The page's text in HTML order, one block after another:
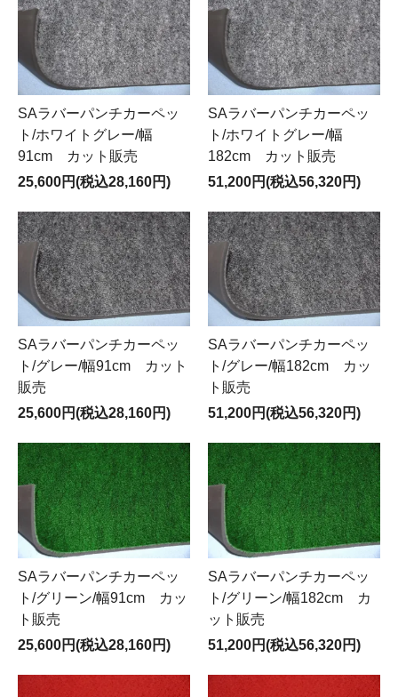
SAラバーパンチカーペッ
ト/ホワイトグレー/幅
91cm カット販売
25,600円(税込28,160円)
SAラバーパンチカーペッ
ト/ホワイトグレー/幅
182cm カット販売
51,200円(税込56,320円)
SAラバーパンチカーペッ
ト/グレー/幅91cm カット
販売
25,600円(税込28,160円)
SAラバーパンチカーペッ
ト/グレー/幅182cm カッ
ト販売
51,200円(税込56,320円)
SAラバーパンチカーペッ
ト/グリーン/幅91cm カッ
ト販売
25,600円(税込28,160円)
SAラバーパンチカーペッ
ト/グリーン/幅182cm カ
ット販売
51,200円(税込56,320円)